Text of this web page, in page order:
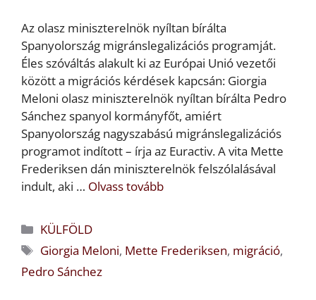
Az olasz miniszterelnök nyíltan bírálta
Spanyolország migránslegalizációs programját.
Éles szóváltás alakult ki az Európai Unió vezetői
között a migrációs kérdések kapcsán: Giorgia
Meloni olasz miniszterelnök nyíltan bírálta Pedro
Sánchez spanyol kormányfőt, amiért
Spanyolország nagyszabású migránslegalizációs
programot indított – írja az Euractiv. A vita Mette
Frederiksen dán miniszterelnök felszólalásával
indult, aki … Olvass tovább
Kategória
KÜLFÖLD
Címkék
Giorgia Meloni, Mette Frederiksen, migráció,
Pedro Sánchez